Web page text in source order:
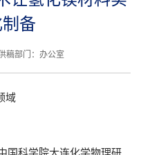
备
稿部门：办公室
域